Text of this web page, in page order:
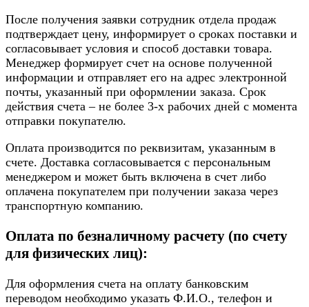
После получения заявки сотрудник отдела продаж
подтверждает цену, информирует о сроках поставки и
согласовывает условия и способ доставки товара.
Менеджер формирует счет на основе полученной
информации и отправляет его на адрес электронной
почты, указанный при оформлении заказа. Срок
действия счета – не более 3-х рабочих дней с момента
отправки покупателю.
Оплата производится по реквизитам, указанным в
счете. Доставка согласовывается с персональным
менеджером и может быть включена в счет либо
оплачена покупателем при получении заказа через
транспортную компанию.
Оплата по безналичному расчету (по счету
для физических лиц):
Для оформления счета на оплату банковским
переводом необходимо указать Ф.И.О., телефон и